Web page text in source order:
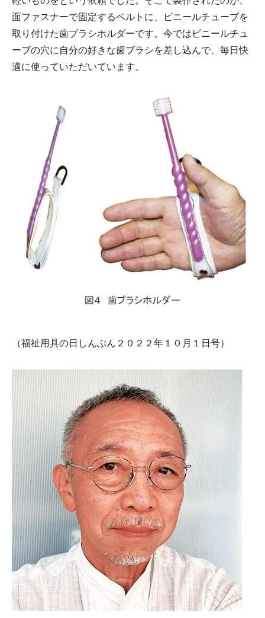
面ファスナーで固定するベルトに、ビニールチューブを
取り付けた歯ブラシホルダーです。今ではビニールチュ
ーブの穴に自分の好きな歯ブラシを差し込んで、毎日快
適に使っていただいています。
（福祉用具の日しんぶん２０２２年１０月１日号）